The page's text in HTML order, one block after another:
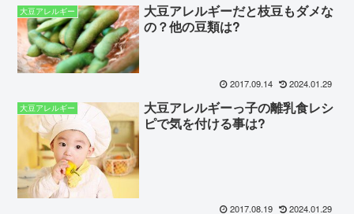
大豆アレルギー
大豆アレルギーだと枝豆もダメな
の？他の豆類は?
2017.09.14 2024.01.29
大豆アレルギー
大豆アレルギーっ子の離乳食レシ
ピで気を付ける事は?
2017.08.19 2024.01.29